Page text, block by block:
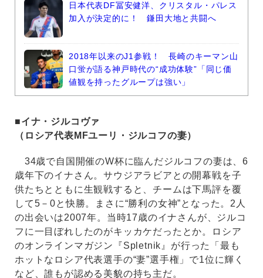
日本代表DF冨安健洋、クリスタル・パレス
加入が決定的に！ 鎌田大地と共闘へ
2018年以来のJ1参戦！ 長崎のキーマン山
口蛍が語る神戸時代の“成功体験”「同じ価
値観を持ったグループは強い」
■イナ・ジルコヴァ
（ロシア代表MFユーリ・ジルコフの妻）
34歳で自国開催のW杯に臨んだジルコフの妻は、6
歳年下のイナさん。サウジアラビアとの開幕戦を子
供たちとともに生観戦すると、チームは下馬評を覆
して5－0と快勝。まさに“勝利の女神”となった。2人
の出会いは2007年。当時17歳のイナさんが、ジルコ
フに一目ぼれしたのがキッカケだったとか。ロシア
のオンラインマガジン『Spletnik』が行った「最も
ホットなロシア代表選手の“妻”選手権」で1位に輝く
など、誰もが認める美貌の持ち主だ。